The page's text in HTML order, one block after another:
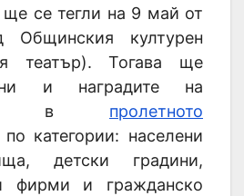
ще се тегли на 9 май от
Общинския културен
театър). Тогава ще
и наградите на
в пролетното
по категории: населени
детски градини,
фирми и гражданско